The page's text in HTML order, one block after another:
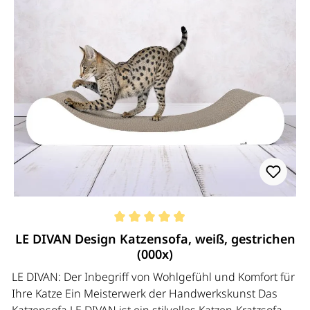
Durchschnittliche Bewertung von 4.95 von 5 Sternen
LE DIVAN Design Katzensofa, weiß, gestrichen
(000x)
LE DIVAN: Der Inbegriff von Wohlgefühl und Komfort für
Ihre Katze Ein Meisterwerk der Handwerkskunst Das